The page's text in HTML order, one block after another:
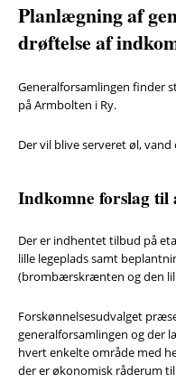
Planlægning af
drøftelse af
Generalforsamlingen finder
på Armbolten i Ry.
Der vil blive serveret øl, vand
Indkomne forslag til
Der er indhentet tilbud på
lille legeplads samt
(brombærskrænten og den
Forskønnelsesudvalget
generalforsamlingen og der
hvert enkelte område med
der er økonomisk råderum